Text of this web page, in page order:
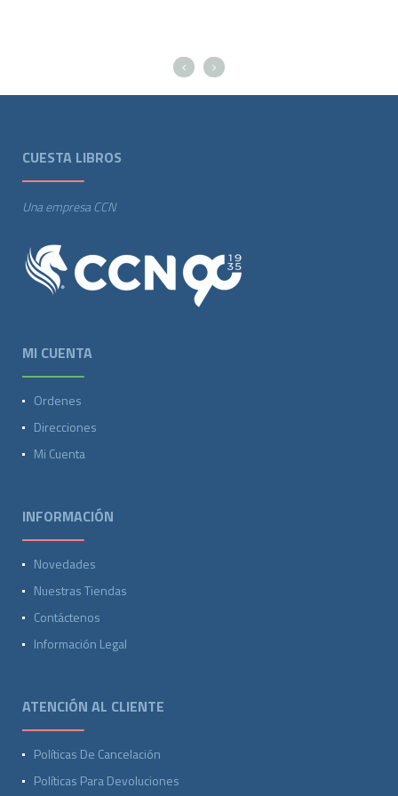
CUESTA LIBROS
Una empresa CCN
MI CUENTA
Ordenes
Direcciones
Mi Cuenta
INFORMACIÓN
Novedades
Nuestras Tiendas
Contáctenos
Información Legal
ATENCIÓN AL CLIENTE
Políticas De Cancelación
Políticas Para Devoluciones